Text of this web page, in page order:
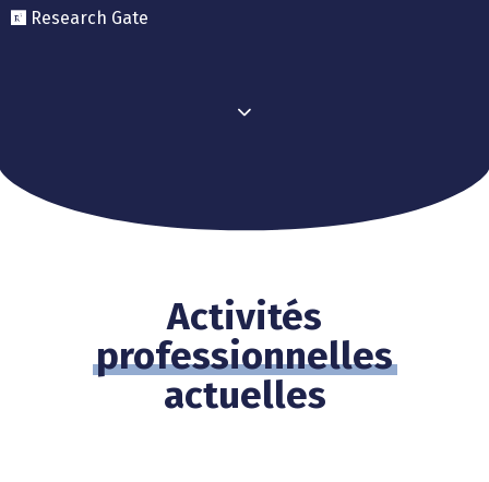
Research Gate
Activités
professionnelles
actuelles